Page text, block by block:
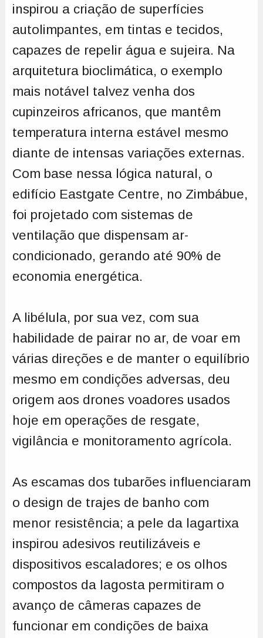
inspirou a criação de superfícies
autolimpantes, em tintas e tecidos,
capazes de repelir água e sujeira. Na
arquitetura bioclimática, o exemplo
mais notável talvez venha dos
cupinzeiros africanos, que mantêm
temperatura interna estável mesmo
diante de intensas variações externas.
Com base nessa lógica natural, o
edifício Eastgate Centre, no Zimbábue,
foi projetado com sistemas de
ventilação que dispensam ar-
condicionado, gerando até 90% de
economia energética.
A libélula, por sua vez, com sua
habilidade de pairar no ar, de voar em
várias direções e de manter o equilíbrio
mesmo em condições adversas, deu
origem aos drones voadores usados
hoje em operações de resgate,
vigilância e monitoramento agrícola.
As escamas dos tubarões influenciaram
o design de trajes de banho com
menor resistência; a pele da lagartixa
inspirou adesivos reutilizáveis e
dispositivos escaladores; e os olhos
compostos da lagosta permitiram o
avanço de câmeras capazes de
funcionar em condições de baixa